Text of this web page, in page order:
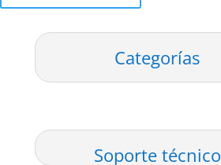
Categorías
Soporte técnico